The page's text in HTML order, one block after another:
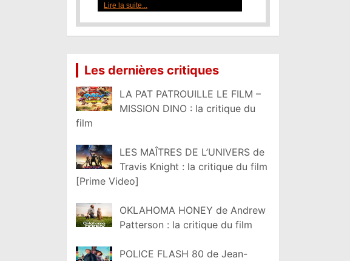
Lire la suite...
Les dernières critiques
LA PAT PATROUILLE LE FILM –
MISSION DINO : la critique du
film
LES MAÎTRES DE L’UNIVERS de
Travis Knight : la critique du film
[Prime Video]
OKLAHOMA HONEY de Andrew
Patterson : la critique du film
POLICE FLASH 80 de Jean-